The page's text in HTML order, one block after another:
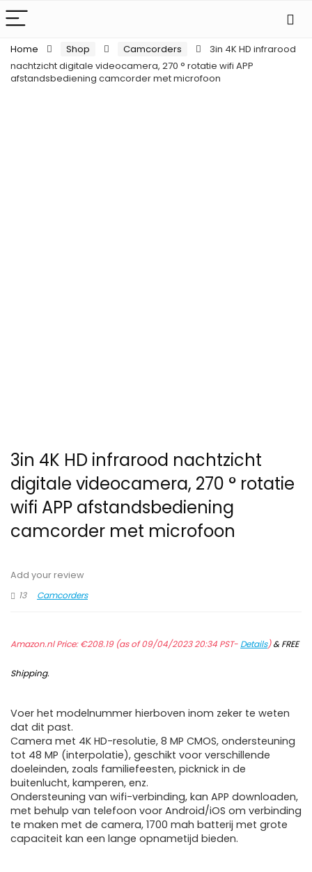
Home Shop Camcorders
3in 4K HD infrarood
nachtzicht digitale videocamera, 270 ° rotatie wifi APP
afstandsbediening camcorder met microfoon
3in 4K HD infrarood nachtzicht
digitale videocamera, 270 ° rotatie
wifi APP afstandsbediening
camcorder met microfoon
Add your review
13
Camcorders
Amazon.nl Price:€208.19(as of 09/04/2023 20:34 PST- Details)&FREE
Shipping.
Voer het modelnummer hierboven inom zeker te weten
dat dit past.
Camera met 4K HD-resolutie, 8 MP CMOS, ondersteuning
tot 48 MP (interpolatie), geschikt voor verschillende
doeleinden, zoals familiefeesten, picknick in de
buitenlucht, kamperen, enz.
Ondersteuning van wifi-verbinding, kan APP downloaden,
met behulp van telefoon voor Android/iOS om verbinding
te maken met de camera, 1700 mah batterij met grote
capaciteit kan een lange opnametijd bieden.